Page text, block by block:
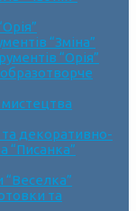
“Зміна”
“Орія”
мистецтва
та декоративно-
“Писанка”
“Веселка”
та